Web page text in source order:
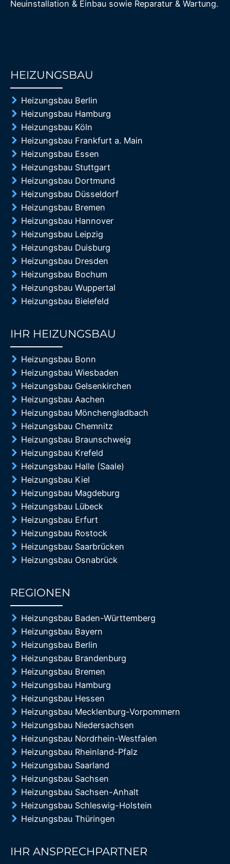
Neuinstallation & Einbau sowie Reparatur & Wartung.
HEIZUNGSBAU
Heizungsbau Berlin
Heizungsbau Hamburg
Heizungsbau Köln
Heizungsbau Frankfurt a. Main
Heizungsbau Essen
Heizungsbau Stuttgart
Heizungsbau Dortmund
Heizungsbau Düsseldorf
Heizungsbau Bremen
Heizungsbau Hannover
Heizungsbau Leipzig
Heizungsbau Duisburg
Heizungsbau Dresden
Heizungsbau Bochum
Heizungsbau Wuppertal
Heizungsbau Bielefeld
IHR HEIZUNGSBAU
Heizungsbau Bonn
Heizungsbau Wiesbaden
Heizungsbau Gelsenkirchen
Heizungsbau Aachen
Heizungsbau Mönchengladbach
Heizungsbau Chemnitz
Heizungsbau Braunschweig
Heizungsbau Krefeld
Heizungsbau Halle (Saale)
Heizungsbau Kiel
Heizungsbau Magdeburg
Heizungsbau Lübeck
Heizungsbau Erfurt
Heizungsbau Rostock
Heizungsbau Saarbrücken
Heizungsbau Osnabrück
REGIONEN
Heizungsbau Baden-Württemberg
Heizungsbau Bayern
Heizungsbau Berlin
Heizungsbau Brandenburg
Heizungsbau Bremen
Heizungsbau Hamburg
Heizungsbau Hessen
Heizungsbau Mecklenburg-Vorpommern
Heizungsbau Niedersachsen
Heizungsbau Nordrhein-Westfalen
Heizungsbau Rheinland-Pfalz
Heizungsbau Saarland
Heizungsbau Sachsen
Heizungsbau Sachsen-Anhalt
Heizungsbau Schleswig-Holstein
Heizungsbau Thüringen
IHR ANSPRECHPARTNER